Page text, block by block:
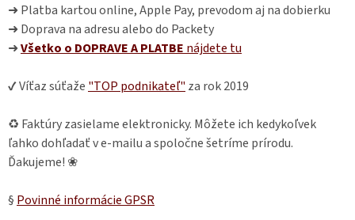
➜ Platba kartou online, Apple Pay, prevodom aj na dobierku
➜ Doprava na adresu alebo do Packety
➜Všetko o DOPRAVE A PLATBE nájdete tu
✔ Víťaz súťaže "TOP podnikateľ" za rok 2019
♻ Faktúry zasielame elektronicky. Môžete ich kedykoľvek
ľahko dohľadať v e-mailu a spoločne šetríme prírodu.
Ďakujeme! ❀
§ Povinné informácie GPSR